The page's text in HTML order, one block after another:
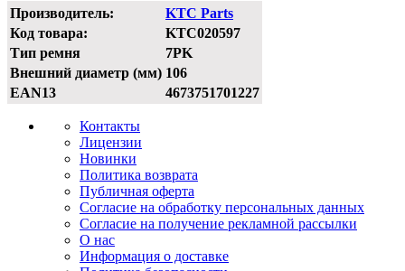
Производитель:
KTC Parts
Код товара:
KTC020597
Тип ремня
7PK
Внешний диаметр (мм) 106
EAN13
4673751701227
Контакты
Лицензии
Новинки
Политика возврата
Публичная оферта
Согласие на обработку персональных данных
Согласие на получение рекламной рассылки
О нас
Информация о доставке